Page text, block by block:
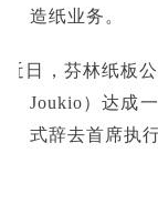
造纸业务。
近日，芬林纸板
Joukio）达成
式辞去首席执